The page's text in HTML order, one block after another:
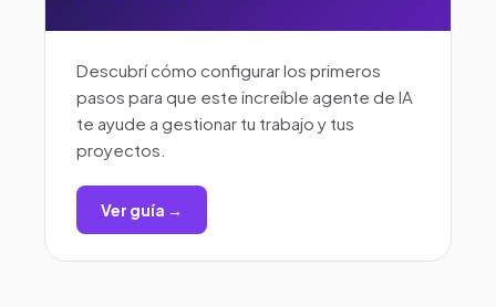
Descubrí cómo configurar los primeros
pasos para que este increíble agente de IA
te ayude a gestionar tu trabajo y tus
proyectos.
Ver guía →